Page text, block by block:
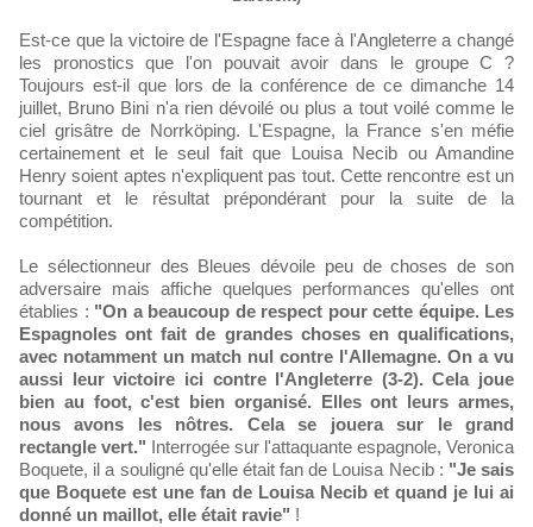
Est-ce que la victoire de l'Espagne face à l'Angleterre a changé
les pronostics que l'on pouvait avoir dans le groupe C ?
Toujours est-il que lors de la conférence de ce dimanche 14
juillet, Bruno Bini n'a rien dévoilé ou plus a tout voilé comme le
ciel grisâtre de Norrköping. L'Espagne, la France s'en méfie
certainement et le seul fait que Louisa Necib ou Amandine
Henry soient aptes n'expliquent pas tout. Cette rencontre est un
tournant et le résultat prépondérant pour la suite de la
compétition.
Le sélectionneur des Bleues dévoile peu de choses de son
adversaire mais affiche quelques performances qu'elles ont
établies : "On a beaucoup de respect pour cette équipe. Les
Espagnoles ont fait de grandes choses en qualifications,
avec notamment un match nul contre l'Allemagne. On a vu
aussi leur victoire ici contre l'Angleterre (3-2). Cela joue
bien au foot, c'est bien organisé. Elles ont leurs armes,
nous avons les nôtres. Cela se jouera sur le grand
rectangle vert." Interrogée sur l'attaquante espagnole, Veronica
Boquete, il a souligné qu'elle était fan de Louisa Necib : "Je sais
que Boquete est une fan de Louisa Necib et quand je lui ai
donné un maillot, elle était ravie" !